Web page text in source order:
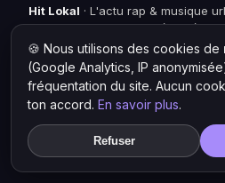
Hit Lokal · L'actu rap & musique
© 2026 — Tous droits réservés ·
cookies
🍪 Nous utilisons des cookies de
(Google Analytics, IP
fréquentation du site. Aucun
ton accord. En savoir plus.
Refuser